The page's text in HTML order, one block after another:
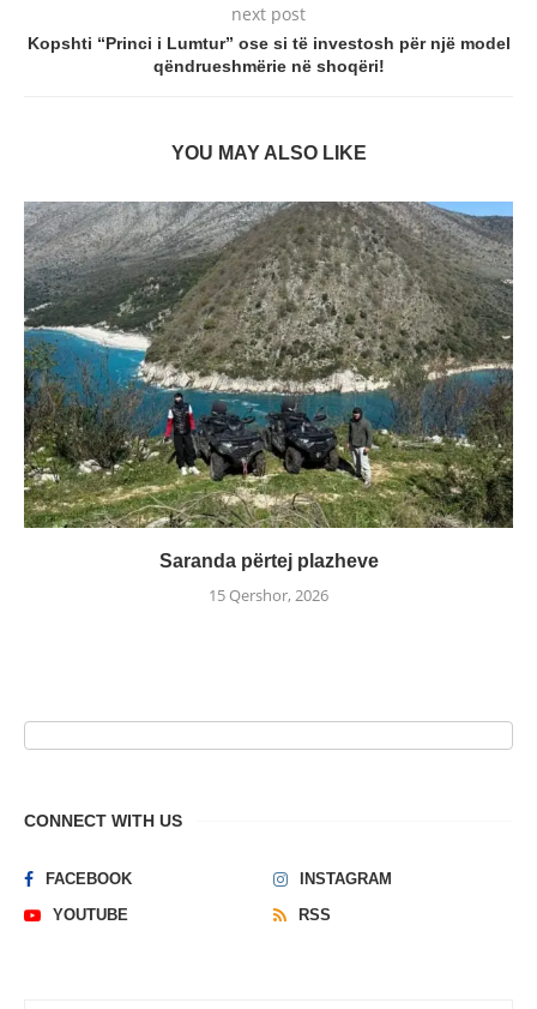
next post
Kopshti “Princi i Lumtur” ose si të investosh për një model
qëndrueshmërie në shoqëri!
YOU MAY ALSO LIKE
Saranda përtej plazheve
15 Qershor, 2026
CONNECT WITH US
FACEBOOK
INSTAGRAM
YOUTUBE
RSS